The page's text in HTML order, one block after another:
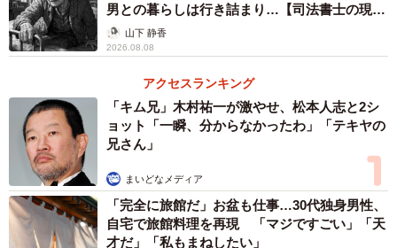
男との暮らしは行き詰まり…【司法書士の現場
から】山下 静香
2026.08.08
アクセスランキング
「キム兄」木村祐一が激やせ、松本人志と2シ
ョット「一瞬、分からなかったわ」「テキヤの
兄さん」
まいどなメディア
「完全に旅館だ」お盆も仕事…30代独身男性、
自宅で旅館料理を再現 「マジですごい」「天
才だ」「私もまねしたい」